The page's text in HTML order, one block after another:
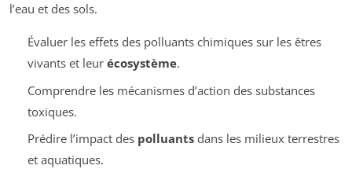
l’eau et des sols.
Évaluer les effets des polluants chimiques sur les êtres
vivants et leur écosystème.
Comprendre les mécanismes d’action des substances
toxiques.
Prédire l’impact des polluantsdans les milieux terrestres
et aquatiques.